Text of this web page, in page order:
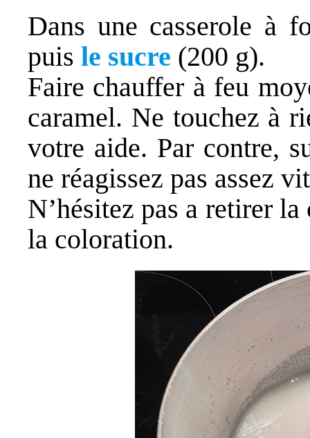
Dans une casserole à
puis le sucre (200 g).
Faire chauffer à feu
caramel. Ne touchez à
votre aide. Par contre,
ne réagissez pas assez
N’hésitez pas a retirer
la coloration.